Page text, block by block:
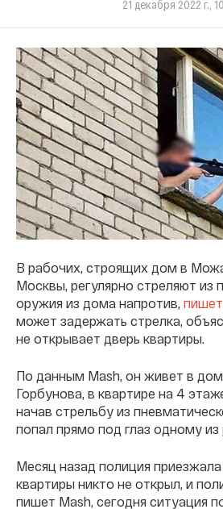
21 декабря 2022 г.,
В рабочих, строящих дом в
Москвы, регулярно стреляют из
оружия из дома напротив, пишет
может задержать стрелка,
не открывает дверь квартиры.
По данным Mash, он живет в
Горбунова, в квартире на 4
начав стрельбу из
попал прямо под глаз одному из
Месяц назад полиция приезжала
квартиры никто не открыл, и
пишет Mash, сегодня ситуация